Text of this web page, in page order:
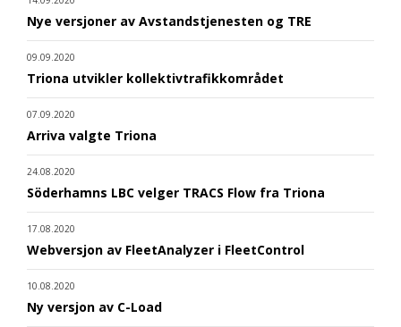
Nye versjoner av Avstandstjenesten og TRE
09.09.2020
Triona utvikler kollektivtrafikkområdet
07.09.2020
Arriva valgte Triona
24.08.2020
Söderhamns LBC velger TRACS Flow fra Triona
17.08.2020
Webversjon av FleetAnalyzer i FleetControl
10.08.2020
Ny versjon av C-Load